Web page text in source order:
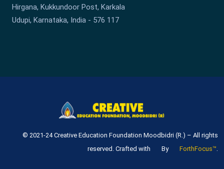
Hirgana, Kukkundoor Post, Karkala
Udupi, Karnataka, India - 576 117
© 2021-24 Creative Education Foundation Moodbidri (R.) – All rights
reserved. Crafted with
By ForthFocus™.